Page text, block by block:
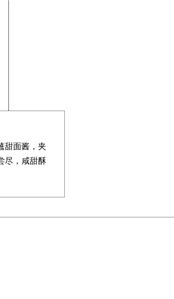
甜面酱，夹
尽，咸甜酥